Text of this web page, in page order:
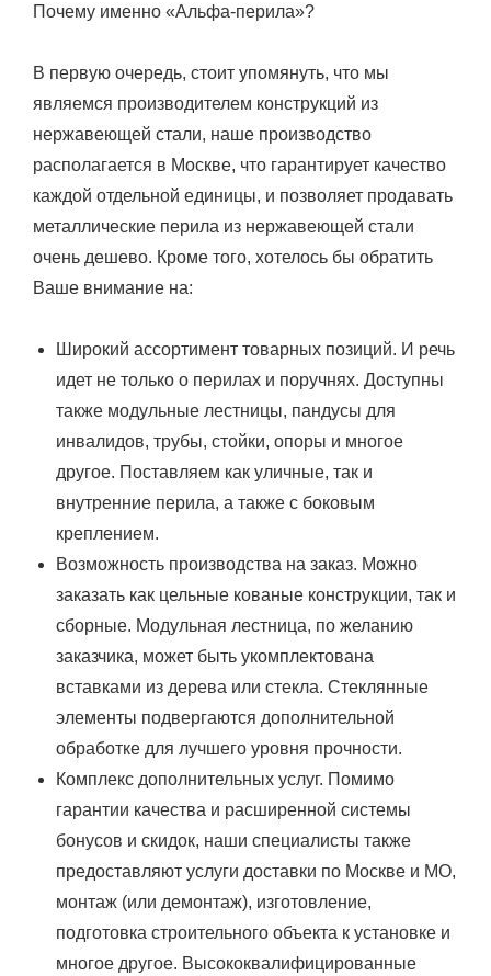
Почему именно «Альфа-перила»?
В первую очередь, стоит упомянуть, что мы
являемся производителем конструкций из
нержавеющей стали, наше производство
располагается в Москве, что гарантирует качество
каждой отдельной единицы, и позволяет продавать
металлические перила из нержавеющей стали
очень дешево. Кроме того, хотелось бы обратить
Ваше внимание на:
Широкий ассортимент товарных позиций. И речь
идет не только о перилах и поручнях. Доступны
также модульные лестницы, пандусы для
инвалидов, трубы, стойки, опоры и многое
другое. Поставляем как уличные, так и
внутренние перила, а также с боковым
креплением.
Возможность производства на заказ. Можно
заказать как цельные кованые конструкции, так и
сборные. Модульная лестница, по желанию
заказчика, может быть укомплектована
вставками из дерева или стекла. Стеклянные
элементы подвергаются дополнительной
обработке для лучшего уровня прочности.
Комплекс дополнительных услуг. Помимо
гарантии качества и расширенной системы
бонусов и скидок, наши специалисты также
предоставляют услуги доставки по Москве и МО,
монтаж (или демонтаж), изготовление,
подготовка строительного объекта к установке и
многое другое. Высококвалифицированные